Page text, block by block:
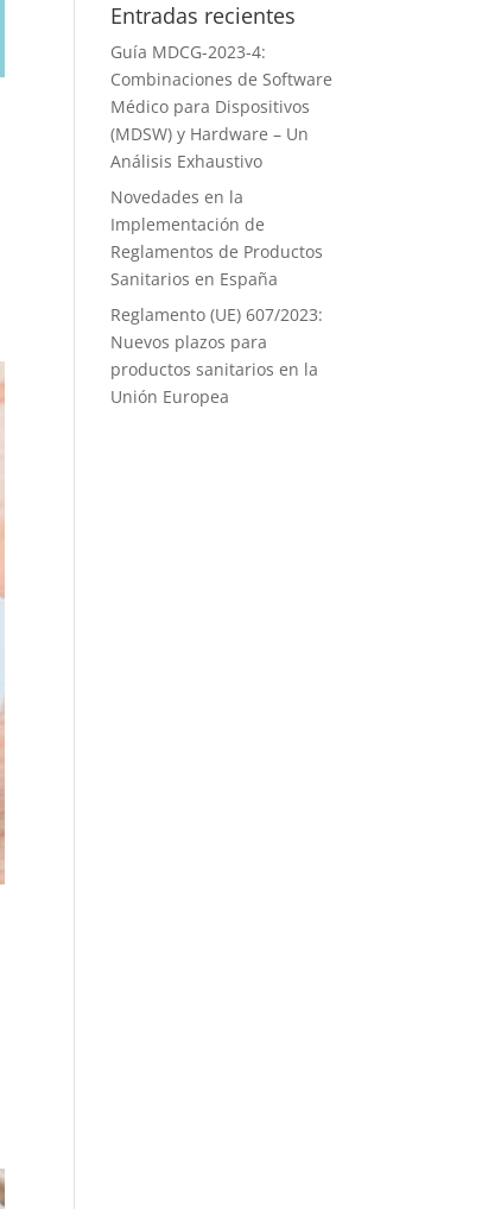
Entradas recientes
Guía MDCG-2023-4:
Combinaciones de Software
Médico para Dispositivos
(MDSW) y Hardware – Un
Análisis Exhaustivo
Novedades en la
Implementación de
Reglamentos de Productos
Sanitarios en España
Reglamento (UE) 607/2023:
Nuevos plazos para
productos sanitarios en la
Unión Europea